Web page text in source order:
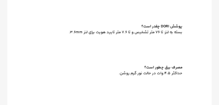
پوشش DORI چقدر است؟
بسته به لنز: تا ۷۶ متر تشخیص و تا ۷.۶ متر تایید هویت برای لنز ۳.۶mm.
مصرف برق چطور است؟
حداکثر ۴.۵ وات در حالت نور گرم روشن.